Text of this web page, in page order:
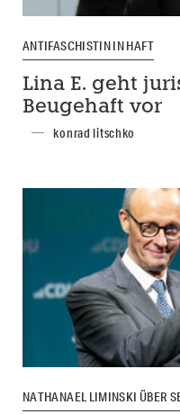
ANTIFASCHISTIN IN HAFT
Lina E. geht
Beugehaft vor
konrad litschko
NATHANAEL LIMINSKI ÜBER